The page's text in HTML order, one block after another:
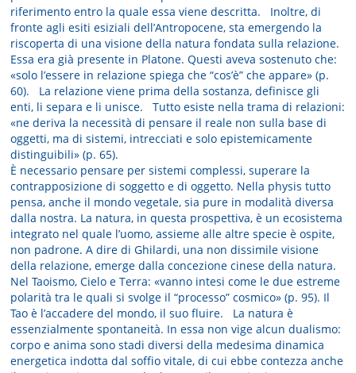
riferimento entro la quale essa viene descritta. Inoltre, di
fronte agli esiti esiziali dell’Antropocene, sta emergendo la
riscoperta di una visione della natura fondata sulla relazione.
Essa era già presente in Platone. Questi aveva sostenuto che:
«solo l’essere in relazione spiega che “cos’è” che appare» (p.
60). La relazione viene prima della sostanza, definisce gli
enti, li separa e li unisce. Tutto esiste nella trama di relazioni:
«ne deriva la necessità di pensare il reale non sulla base di
oggetti, ma di sistemi, intrecciati e solo epistemicamente
distinguibili» (p. 65).
È necessario pensare per sistemi complessi, superare la
contrapposizione di soggetto e di oggetto. Nella physis tutto
pensa, anche il mondo vegetale, sia pure in modalità diversa
dalla nostra. La natura, in questa prospettiva, è un ecosistema
integrato nel quale l’uomo, assieme alle altre specie è ospite,
non padrone. A dire di Ghilardi, una non dissimile visione
della relazione, emerge dalla concezione cinese della natura.
Nel Taoismo, Cielo e Terra: «vanno intesi come le due estreme
polarità tra le quali si svolge il “processo” cosmico» (p. 95). Il
Tao è l’accadere del mondo, il suo fluire. La natura è
essenzialmente spontaneità. In essa non vige alcun dualismo:
corpo e anima sono stadi diversi della medesima dinamica
energetica indotta dal soffio vitale, di cui ebbe contezza anche